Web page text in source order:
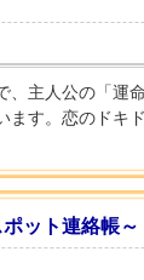
、主人公の「運
ます。恋のドキ
ット連絡帳～